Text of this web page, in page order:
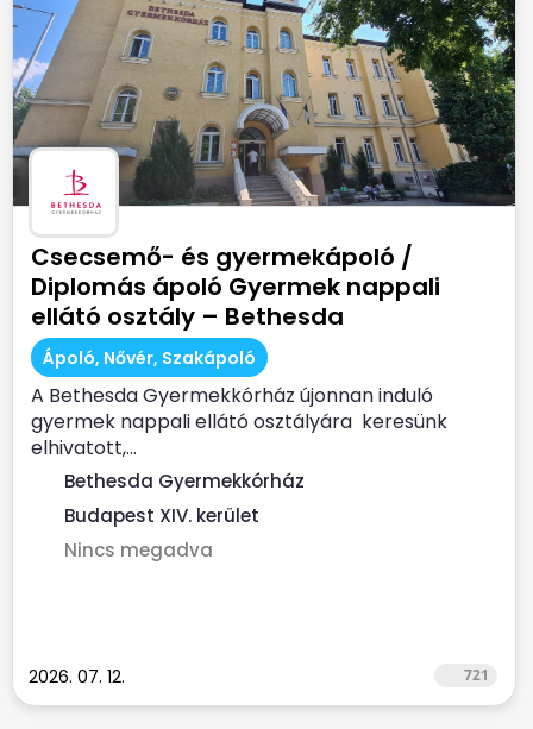
Csecsemő- és gyermekápoló /
Diplomás ápoló Gyermek nappali
ellátó osztály – Bethesda
Gyermekkórház
Ápoló, Nővér, Szakápoló
A Bethesda Gyermekkórház újonnan induló
gyermek nappali ellátó osztályára keresünk
elhivatott,...
Bethesda Gyermekkórház
Budapest XIV. kerület
Nincs megadva
2026. 07. 12. 721